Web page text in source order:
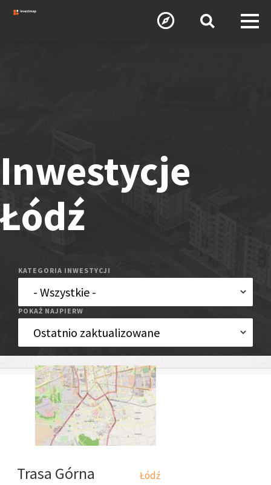
Inwestycje
Łódź
KATEGORIA INWESTYCJI
POKAŻ NAJPIERW
Trasa Górna Łódź